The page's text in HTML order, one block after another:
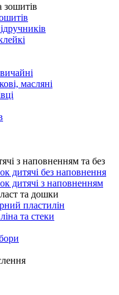
масляні
з наповненням та без
дитячі без наповнення
дитячі з наповненням
та дошки
пластилін
та стеки